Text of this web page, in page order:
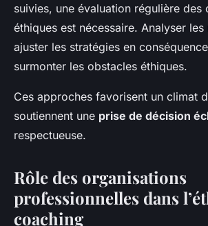
suivies, une évaluation régulière des
éthiques est nécessaire. Analyser les
ajuster les stratégies en
surmonter les obstacles éthiques.
Ces approches favorisent un climat
soutiennent une prise de décision
respectueuse.
Rôle des organisations
professionnelles dans
coaching